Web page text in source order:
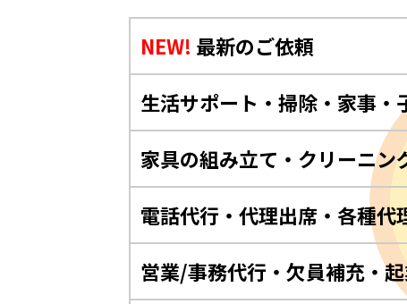
NEW! 最新のご依頼
生活サポート・掃除・家事・
家具の組み立て・クリーニン
電話代行・代理出席・各種代
営業/事務代行・欠員補充・